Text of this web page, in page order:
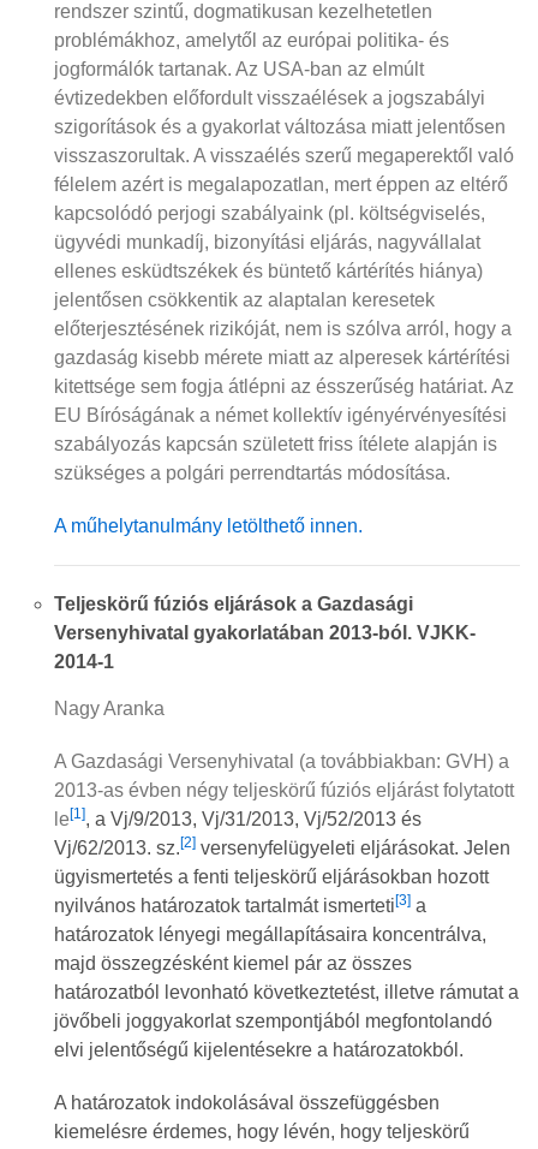
rendszer szintű, dogmatikusan kezelhetetlen
problémákhoz, amelytől az európai politika- és
jogformálók tartanak. Az USA-ban az elmúlt
évtizedekben előfordult visszaélések a jogszabályi
szigorítások és a gyakorlat változása miatt jelentősen
visszaszorultak. A visszaélés szerű megaperektől való
félelem azért is megalapozatlan, mert éppen az eltérő
kapcsolódó perjogi szabályaink (pl. költségviselés,
ügyvédi munkadíj, bizonyítási eljárás, nagyvállalat
ellenes esküdtszékek és büntető kártérítés hiánya)
jelentősen csökkentik az alaptalan keresetek
előterjesztésének rizikóját, nem is szólva arról, hogy a
gazdaság kisebb mérete miatt az alperesek kártérítési
kitettsége sem fogja átlépni az ésszerűség határiat. Az
EU Bíróságának a német kollektív igényérvényesítési
szabályozás kapcsán született friss ítélete alapján is
szükséges a polgári perrendtartás módosítása.
A műhelytanulmány letölthető innen.
Teljeskörű fúziós eljárások a Gazdasági
Versenyhivatal gyakorlatában 2013-ból. VJKK-
2014-1
Nagy Aranka
A Gazdasági Versenyhivatal (a továbbiakban: GVH) a
2013-as évben négy teljeskörű fúziós eljárást folytatott
le[1], a Vj/9/2013, Vj/31/2013, Vj/52/2013 és
Vj/62/2013. sz.[2] versenyfelügyeleti eljárásokat. Jelen
ügyismertetés a fenti teljeskörű eljárásokban hozott
nyilvános határozatok tartalmát ismerteti[3] a
határozatok lényegi megállapításaira koncentrálva,
majd összegzésként kiemel pár az összes
határozatból levonható következtetést, illetve rámutat a
jövőbeli joggyakorlat szempontjából megfontolandó
elvi jelentőségű kijelentésekre a határozatokból.
A határozatok indokolásával összefüggésben
kiemelésre érdemes, hogy lévén, hogy teljeskörű